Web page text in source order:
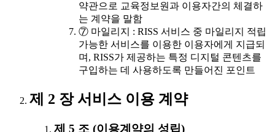
약관으로 교육정보원과 이용자간의 체결하
는 계약을 말함
⑦ 마일리지 : RISS 서비스 중 마일리지 적립
가능한 서비스를 이용한 이용자에게 지급되
며, RISS가 제공하는 특정 디지털 콘텐츠를
구입하는 데 사용하도록 만들어진 포인트
제 2 장 서비스 이용 계약
제 5 조 (이용계약의 성립)